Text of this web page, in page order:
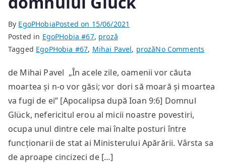
By EgoPHobiaPosted on 15/06/2021
Posted in EgoPHobia #67, proză
Tagged EgoPHobia #67, Mihai Pavel, prozăNo Comments
ale
de Mihai Pavel „În acele zile, oamenii vor căuta
moartea și n-o vor găsi; vor dori să moară și moartea
va fugi de ei” [Apocalipsa după Ioan 9:6] Domnul
Glück, nefericitul erou al micii noastre povestiri,
ocupa unul dintre cele mai înalte posturi între
funcționarii de stat ai Ministerului Apărării. Vârsta sa
de aproape cincizeci de […]